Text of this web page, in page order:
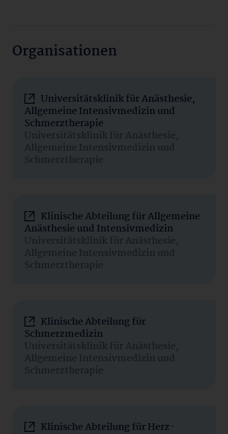
Organisationen
Universitätsklinik für Anästhesie,
Allgemeine Intensivmedizin und
Schmerztherapie
Universitätsklinik für Anästhesie,
Allgemeine Intensivmedizin und
Schmerztherapie
Klinische Abteilung für Allgemeine
Anästhesie und Intensivmedizin
Universitätsklinik für Anästhesie,
Allgemeine Intensivmedizin und
Schmerztherapie
Klinische Abteilung für
Schmerzmedizin
Universitätsklinik für Anästhesie,
Allgemeine Intensivmedizin und
Schmerztherapie
Klinische Abteilung für Herz-